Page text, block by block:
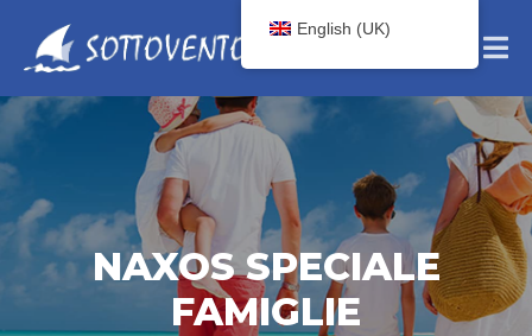
NAXOS SPECIALE
FAMIGLIE
English (UK)